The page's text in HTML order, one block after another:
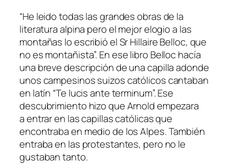
“He leido todas las grandes obras de la
literatura alpina pero el mejor elogio a las
montañas lo escribió el Sr Hillaire Belloc, que
no es montañista”. En ese libro Belloc hacía
una breve descripción de una capilla adonde
unos campesinos suizos católicos cantaban
en latín “Te lucis ante terminum”. Ese
descubrimiento hizo que Arnold empezara
a entrar en las capillas católicas que
encontraba en medio de los Alpes. También
entraba en las protestantes, pero no le
gustaban tanto.